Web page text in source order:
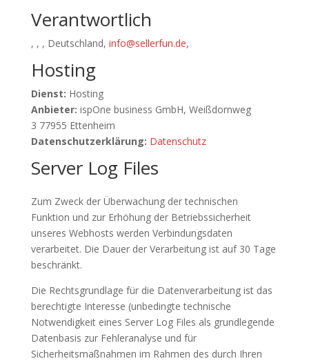
Verantwortlich
, , , Deutschland, info@sellerfun.de,
Hosting
Dienst: Hosting
Anbieter: ispOne business GmbH, Weißdornweg
3 77955 Ettenheim
Datenschutzerklärung: Datenschutz
Server Log Files
Zum Zweck der Überwachung der technischen
Funktion und zur Erhöhung der Betriebssicherheit
unseres Webhosts werden Verbindungsdaten
verarbeitet. Die Dauer der Verarbeitung ist auf 30 Tage
beschränkt.
Die Rechtsgrundlage für die Datenverarbeitung ist das
berechtigte Interesse (unbedingte technische
Notwendigkeit eines Server Log Files als grundlegende
Datenbasis zur Fehleranalyse und für
Sicherheitsmaßnahmen im Rahmen des durch Ihren